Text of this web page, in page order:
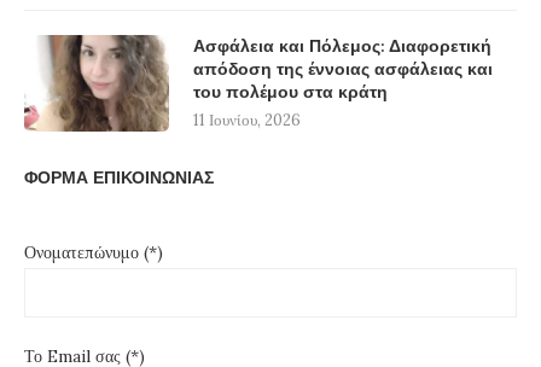
Ασφάλεια και Πόλεμος: Διαφορετική
απόδοση της έννοιας ασφάλειας και
του πολέμου στα κράτη
11 Ιουνίου, 2026
ΦΟΡΜΑ ΕΠΙΚΟΙΝΩΝΙΑΣ
Ονοματεπώνυμο (*)
Το Email σας (*)